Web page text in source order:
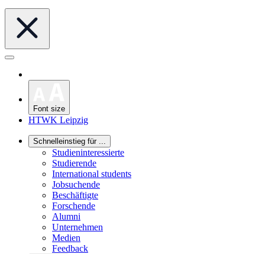
Font size
HTWK Leipzig
Schnelleinstieg für ...
Studieninteressierte
Studierende
International students
Jobsuchende
Beschäftigte
Forschende
Alumni
Unternehmen
Medien
Feedback